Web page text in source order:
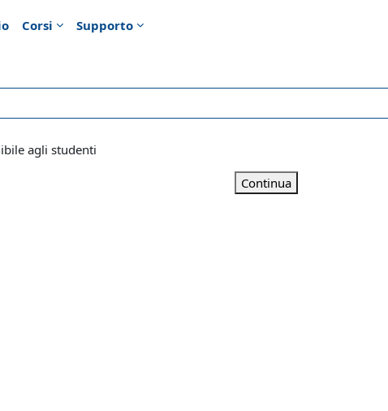
Corsi Supporto
agli studenti
Continua